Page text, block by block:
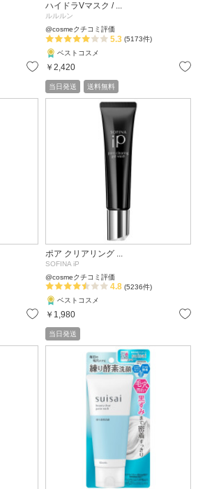
お気に入り
ハイドラVマスク / ...
ルルルン
@cosmeクチコミ評価
5.3 (5173件)
ベストコスメ
￥2,420
お気に入り
当日発送 送料無料
ポア クリアリング ...
SOFINA iP
@cosmeクチコミ評価
4.8 (5236件)
ベストコスメ
￥1,980
当日発送